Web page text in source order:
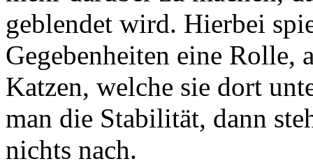
geblendet wird. Hierbei
Gegebenheiten eine Rolle,
Katzen, welche sie dort
man die Stabilität, dann
nichts nach.